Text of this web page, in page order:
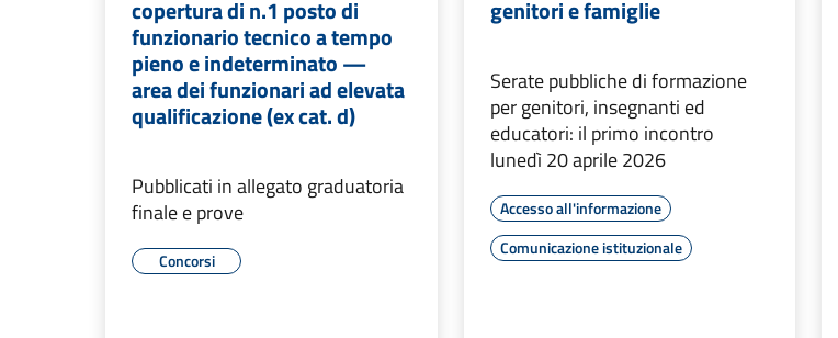
copertura di n.1 posto di
funzionario tecnico a tempo
pieno e indeterminato —
area dei funzionari ad elevata
qualificazione (ex cat. d)
Pubblicati in allegato graduatoria
finale e prove
Concorsi
genitori e famiglie
Serate pubbliche di formazione
per genitori, insegnanti ed
educatori: il primo incontro
lunedì 20 aprile 2026
Accesso all'informazione
Comunicazione istituzionale